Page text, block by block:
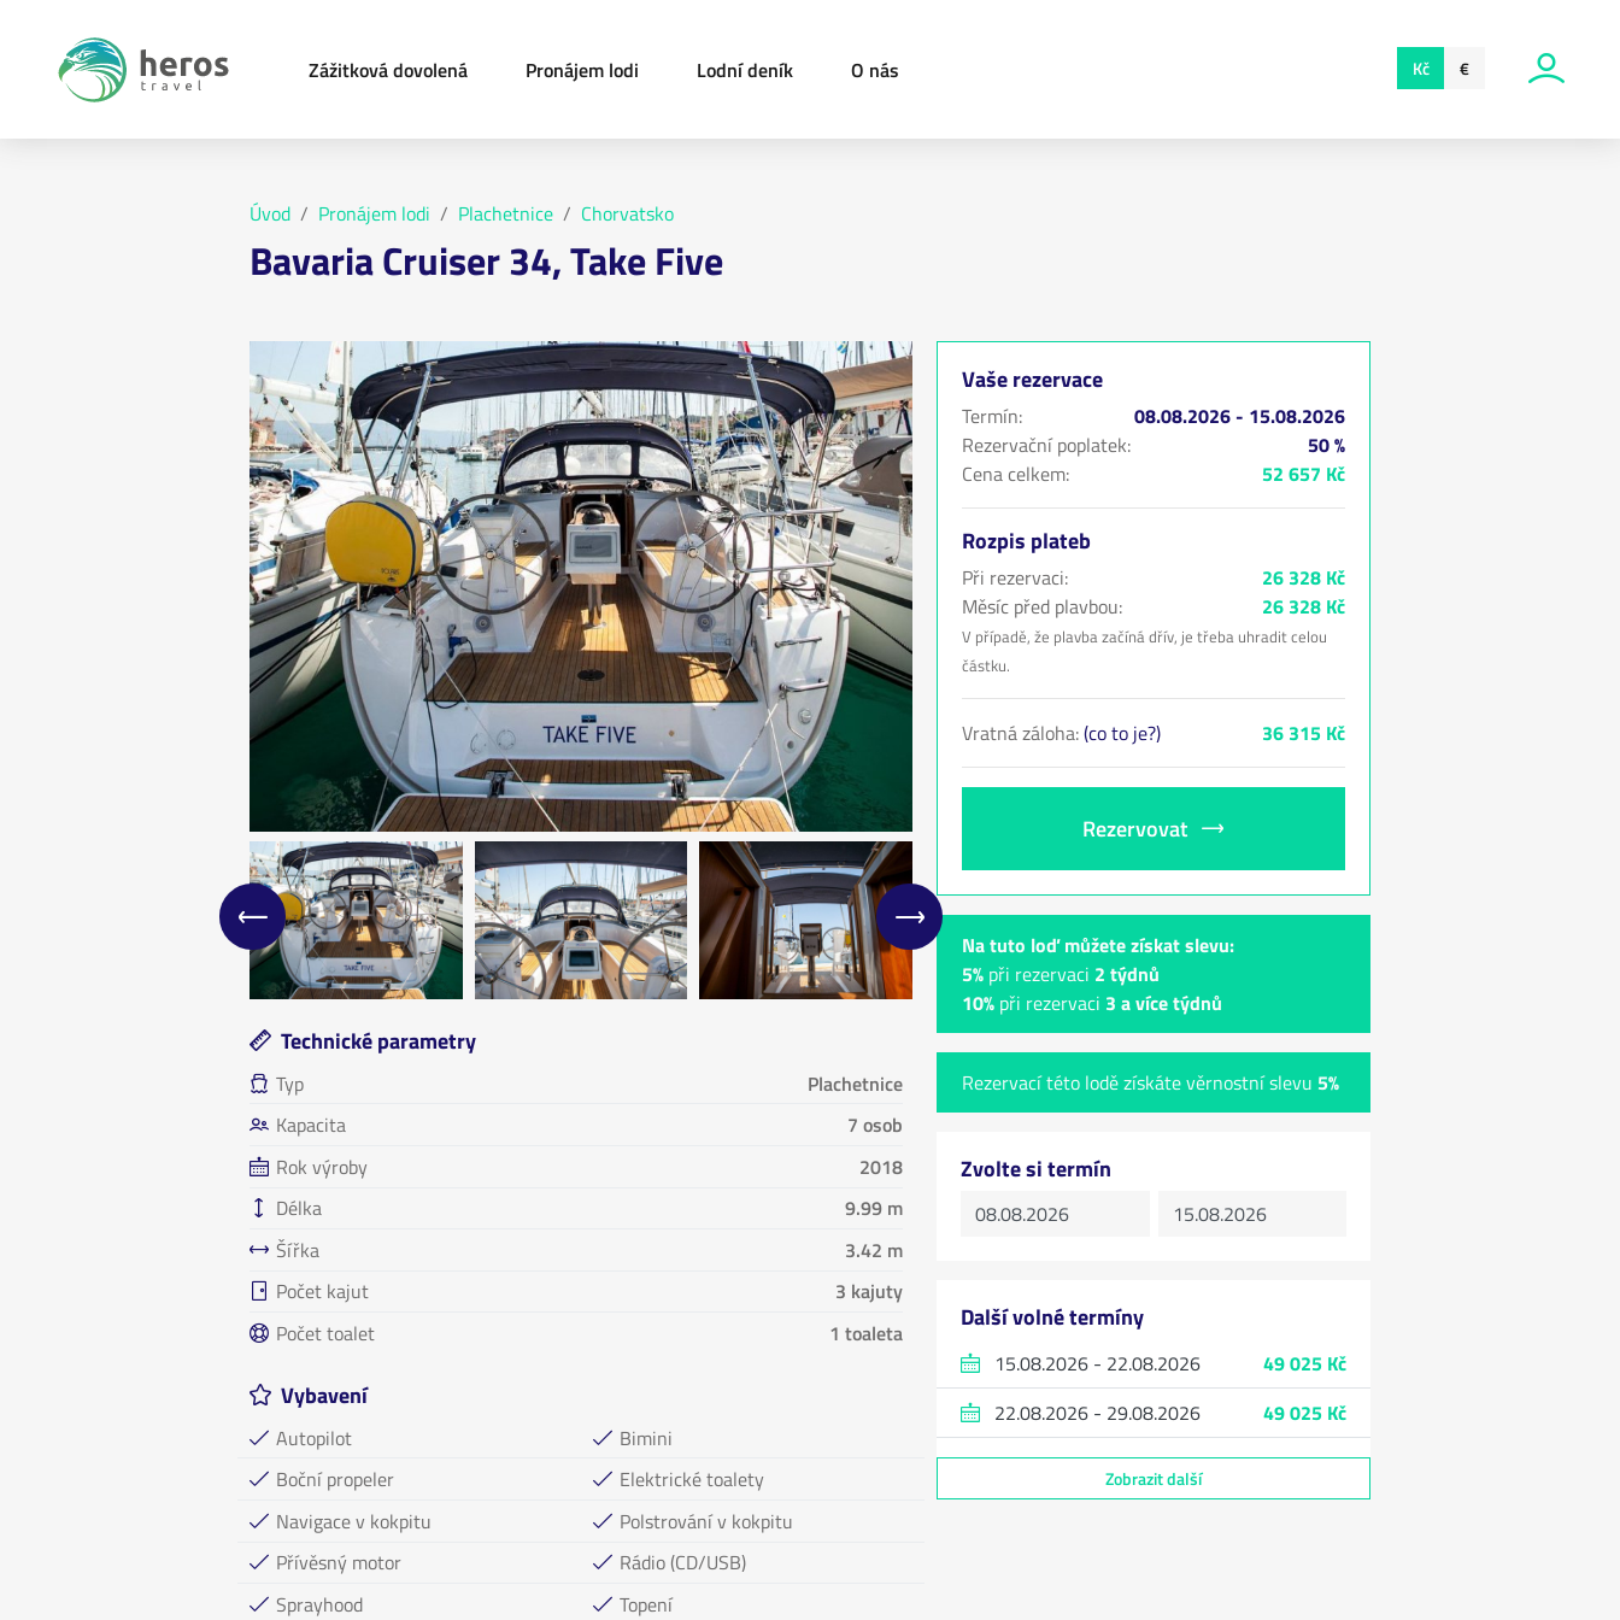
Zážitková dovolená Pronájem lodi Lodní deník O nás Kč €
Úvod Pronájem lodi Plachetnice Chorvatsko
Bavaria Cruiser 34, Take Five
Technické parametry
Typ
Plachetnice
Kapacita
7 osob
Rok výroby
2018
Délka
9.99 m
Šířka
3.42 m
Počet kajut
3 kajuty
Počet toalet
1 toaleta
Vybavení
Autopilot
Bimini
Boční propeler
Elektrické toalety
Navigace v kokpitu
Polstrování v kokpitu
Přívěsný motor
Rádio (CD/USB)
Sprayhood
Topení
Vaše rezervace
Termín:
08.08.2026 - 15.08.2026
Rezervační poplatek:
50 %
Cena celkem:
52 657 Kč
Rozpis plateb
Při rezervaci:
26 328 Kč
Měsíc před plavbou:
26 328 Kč
V případě, že plavba začíná dřív, je třeba uhradit celou
částku.
Vratná záloha:(co to je?) 36 315 Kč
Rezervovat
Na tuto loď můžete získat slevu:
5% při rezervaci 2 týdnů
10% při rezervaci 3 a více týdnů
Rezervací této lodě získáte věrnostní slevu 5%
Zvolte si termín
Další volné termíny
15.08.2026 - 22.08.2026
49 025 Kč
22.08.2026 - 29.08.2026
49 025 Kč
Zobrazit další